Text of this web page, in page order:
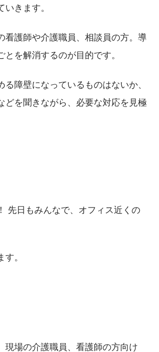
きます。
看護師や介護職員、相談員の方。導
を解消するのが目的です。
障壁になっているものはないか、
を聞きながら、必要な対応を見極
先日もみんなで、オフィス近くの
。
場の介護職員、看護師の方向け